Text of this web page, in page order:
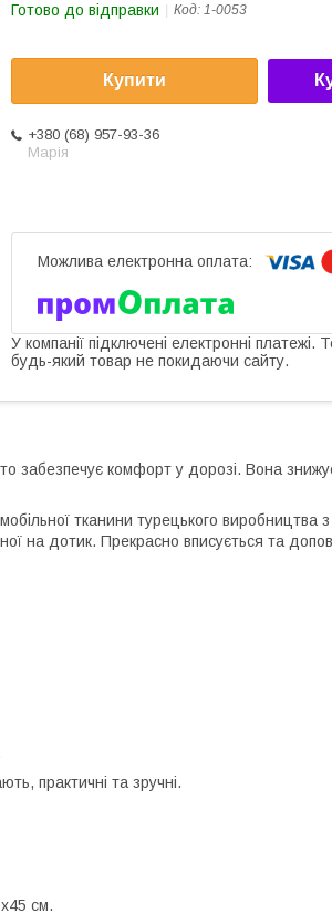
Готово до відправки Код: 1-0053
Купити
+380 (68) 957-93-36
Марія
У компанії підключені електронні платежі.
будь-який товар не покидаючи сайту.
забезпечує комфорт у дорозі. Вона
тканини турецького виробництва
на дотик. Прекрасно вписується та
практичні та зручні.
см.